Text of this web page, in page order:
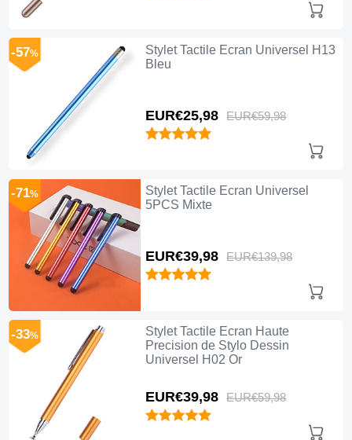
Stylet Tactile Ecran Universel H13
Bleu
EUR€25,98 EUR€59,98
-57%
Stylet Tactile Ecran Universel
5PCS Mixte
EUR€39,98 EUR€139,98
-71%
Stylet Tactile Ecran Haute
Precision de Stylo Dessin
Universel H02 Or
EUR€39,98 EUR€59,98
-33%